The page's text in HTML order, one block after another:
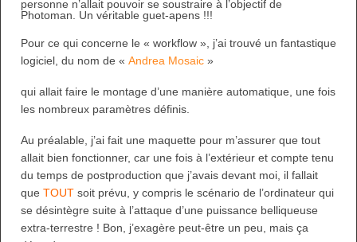
personne n’allait pouvoir se soustraire à l’objectif de
Photoman. Un véritable guet-apens !!!
Pour ce qui concerne le « workflow », j’ai trouvé un fantastique
logiciel, du nom de « Andrea Mosaic »
qui allait faire le montage d’une manière automatique, une fois
les nombreux paramètres définis.
Au préalable, j’ai fait une maquette pour m’assurer que tout
allait bien fonctionner, car une fois à l’extérieur et compte tenu
du temps de postproduction que j’avais devant moi, il fallait
que TOUT soit prévu, y compris le scénario de l’ordinateur qui
se désintègre suite à l’attaque d’une puissance belliqueuse
extra-terrestre ! Bon, j’exagère peut-être un peu, mais ça